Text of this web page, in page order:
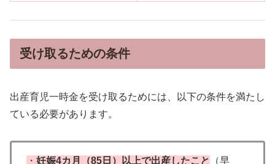
受け取るための条件
出産育児一時金を受け取るためには、以下の条件を満たし
ている必要があります。
・ 妊娠4カ月（85日）以上で出産したこと （早